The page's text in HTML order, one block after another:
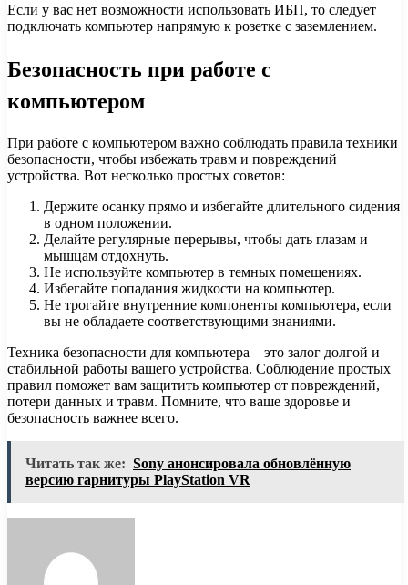
Если у вас нет возможности использовать ИБП, то следует
подключать компьютер напрямую к розетке с заземлением.
Безопасность при работе с
компьютером
При работе с компьютером важно соблюдать правила техники
безопасности, чтобы избежать травм и повреждений
устройства. Вот несколько простых советов:
Держите осанку прямо и избегайте длительного сидения
в одном положении.
Делайте регулярные перерывы, чтобы дать глазам и
мышцам отдохнуть.
Не используйте компьютер в темных помещениях.
Избегайте попадания жидкости на компьютер.
Не трогайте внутренние компоненты компьютера, если
вы не обладаете соответствующими знаниями.
Техника безопасности для компьютера – это залог долгой и
стабильной работы вашего устройства. Соблюдение простых
правил поможет вам защитить компьютер от повреждений,
потери данных и травм. Помните, что ваше здоровье и
безопасность важнее всего.
Читать так же: Sony анонсировала обновлённую
версию гарнитуры PlayStation VR